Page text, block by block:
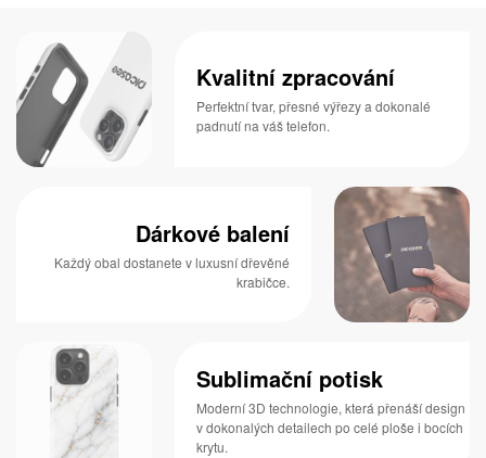
Kvalitní zpracování
Perfektní tvar, přesné výřezy a dokonalé
padnutí na váš telefon.
Dárkové balení
Každý obal dostanete v luxusní dřevěné
krabičce.
Sublimační potisk
Moderní 3D technologie, která přenáší design
v dokonalých detailech po celé ploše i bocích
krytu.